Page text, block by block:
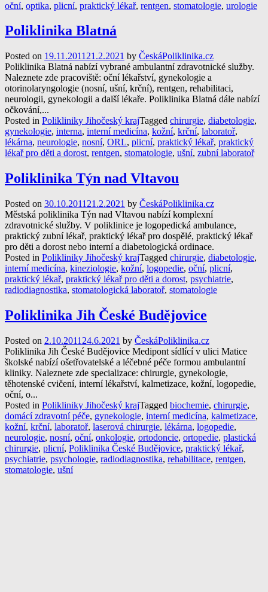
oční, optika, plicní, praktický lékař, rentgen, stomatologie, urologie
Poliklinika Blatná
Posted on 19.11.2011 21.2.2021 by ČeskáPoliklinika.cz
Poliklinika Blatná nabízí vybrané ambulantní zdravotnické služby.
Naleznete zde pracoviště: oční lékařství, gynekologie a
otorinolaryngologie (nosní, ušní, krční), rentgen, rehabilitaci,
neurologii, gynekologii a další lékaře. Poliklinika Blatná dále nabízí
očkování,...
Posted in Polikliniky Jihočeský krajTagged chirurgie, diabetologie,
gynekologie, interna, interní medicína, kožní, krční, laboratoř,
lékárna, neurologie, nosní, ORL, plicní, praktický lékař, praktický
lékař pro děti a dorost, rentgen, stomatologie, ušní, zubní laboratoř
Poliklinika Týn nad Vltavou
Posted on 30.10.2011 21.2.2021 by ČeskáPoliklinika.cz
Městská poliklinika Týn nad Vltavou nabízí komplexní
zdravotnické služby. V poliklinice je logopedická ambulance,
praktický zubní lékař, praktický lékař pro dospělé, praktický lékař
pro děti a dorost nebo interní a diabetologická ordinace.
Posted in Polikliniky Jihočeský krajTagged chirurgie, diabetologie,
interní medicína, kineziologie, kožní, logopedie, oční, plicní,
praktický lékař, praktický lékař pro děti a dorost, psychiatrie,
radiodiagnostika, stomatologická laboratoř, stomatologie
Poliklinika Jih České Budějovice
Posted on 2.10.2011 24.6.2021 by ČeskáPoliklinika.cz
Poliklinika Jih České Budějovice Medipont sídlící v ulici Matice
školské nabízí ošetřovatelské a léčebné péče formou ambulantní
kliniky. Naleznete zde specializace: chirurgie, gynekologie,
těhotenské cvičení, interní lékařství, kalmetizace, kožní, logopedie,
oční, o...
Posted in Polikliniky Jihočeský krajTagged biochemie, chirurgie,
domácí zdravotní péče, gynekologie, interní medicína, kalmetizace,
kožní, krční, laboratoř, laserová chirurgie, lékárna, logopedie,
neurologie, nosní, oční, onkologie, ortodoncie, ortopedie, plastická
chirurgie, plicní, Poliklinika České Budějovice, praktický lékař,
psychiatrie, psychologie, radiodiagnostika, rehabilitace, rentgen,
stomatologie, ušní